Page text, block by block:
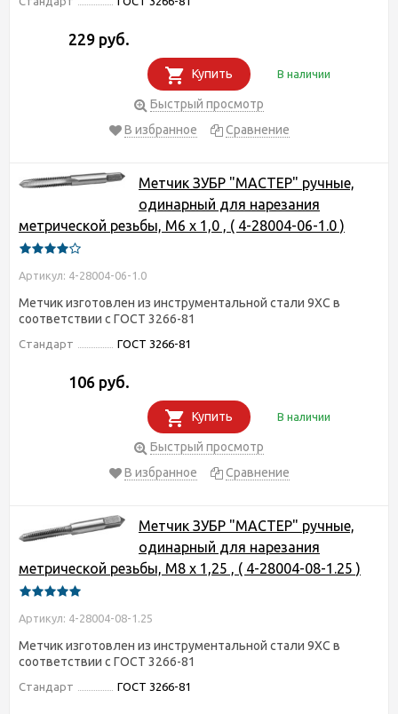
229 руб.
Купить В наличии
Быстрый просмотр
В избранное
Сравнение
Метчик ЗУБР "МАСТЕР" ручные,
одинарный для нарезания
метрической резьбы, М6 x 1,0 , ( 4-28004-06-1.0 )
Артикул: 4-28004-06-1.0
Метчик изготовлен из инструментальной стали 9ХС в
соответствии с ГОСТ 3266-81
Стандарт ГОСТ 3266-81
106 руб.
Купить В наличии
Быстрый просмотр
В избранное
Сравнение
Метчик ЗУБР "МАСТЕР" ручные,
одинарный для нарезания
метрической резьбы, М8 x 1,25 , ( 4-28004-08-1.25 )
Артикул: 4-28004-08-1.25
Метчик изготовлен из инструментальной стали 9ХС в
соответствии с ГОСТ 3266-81
Стандарт ГОСТ 3266-81